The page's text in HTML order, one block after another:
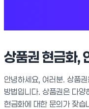
상품권 현금화,
안녕하세요, 여러분. 상품
방법입니다. 상품권은 다
현금화에 대한 문의가 잦습